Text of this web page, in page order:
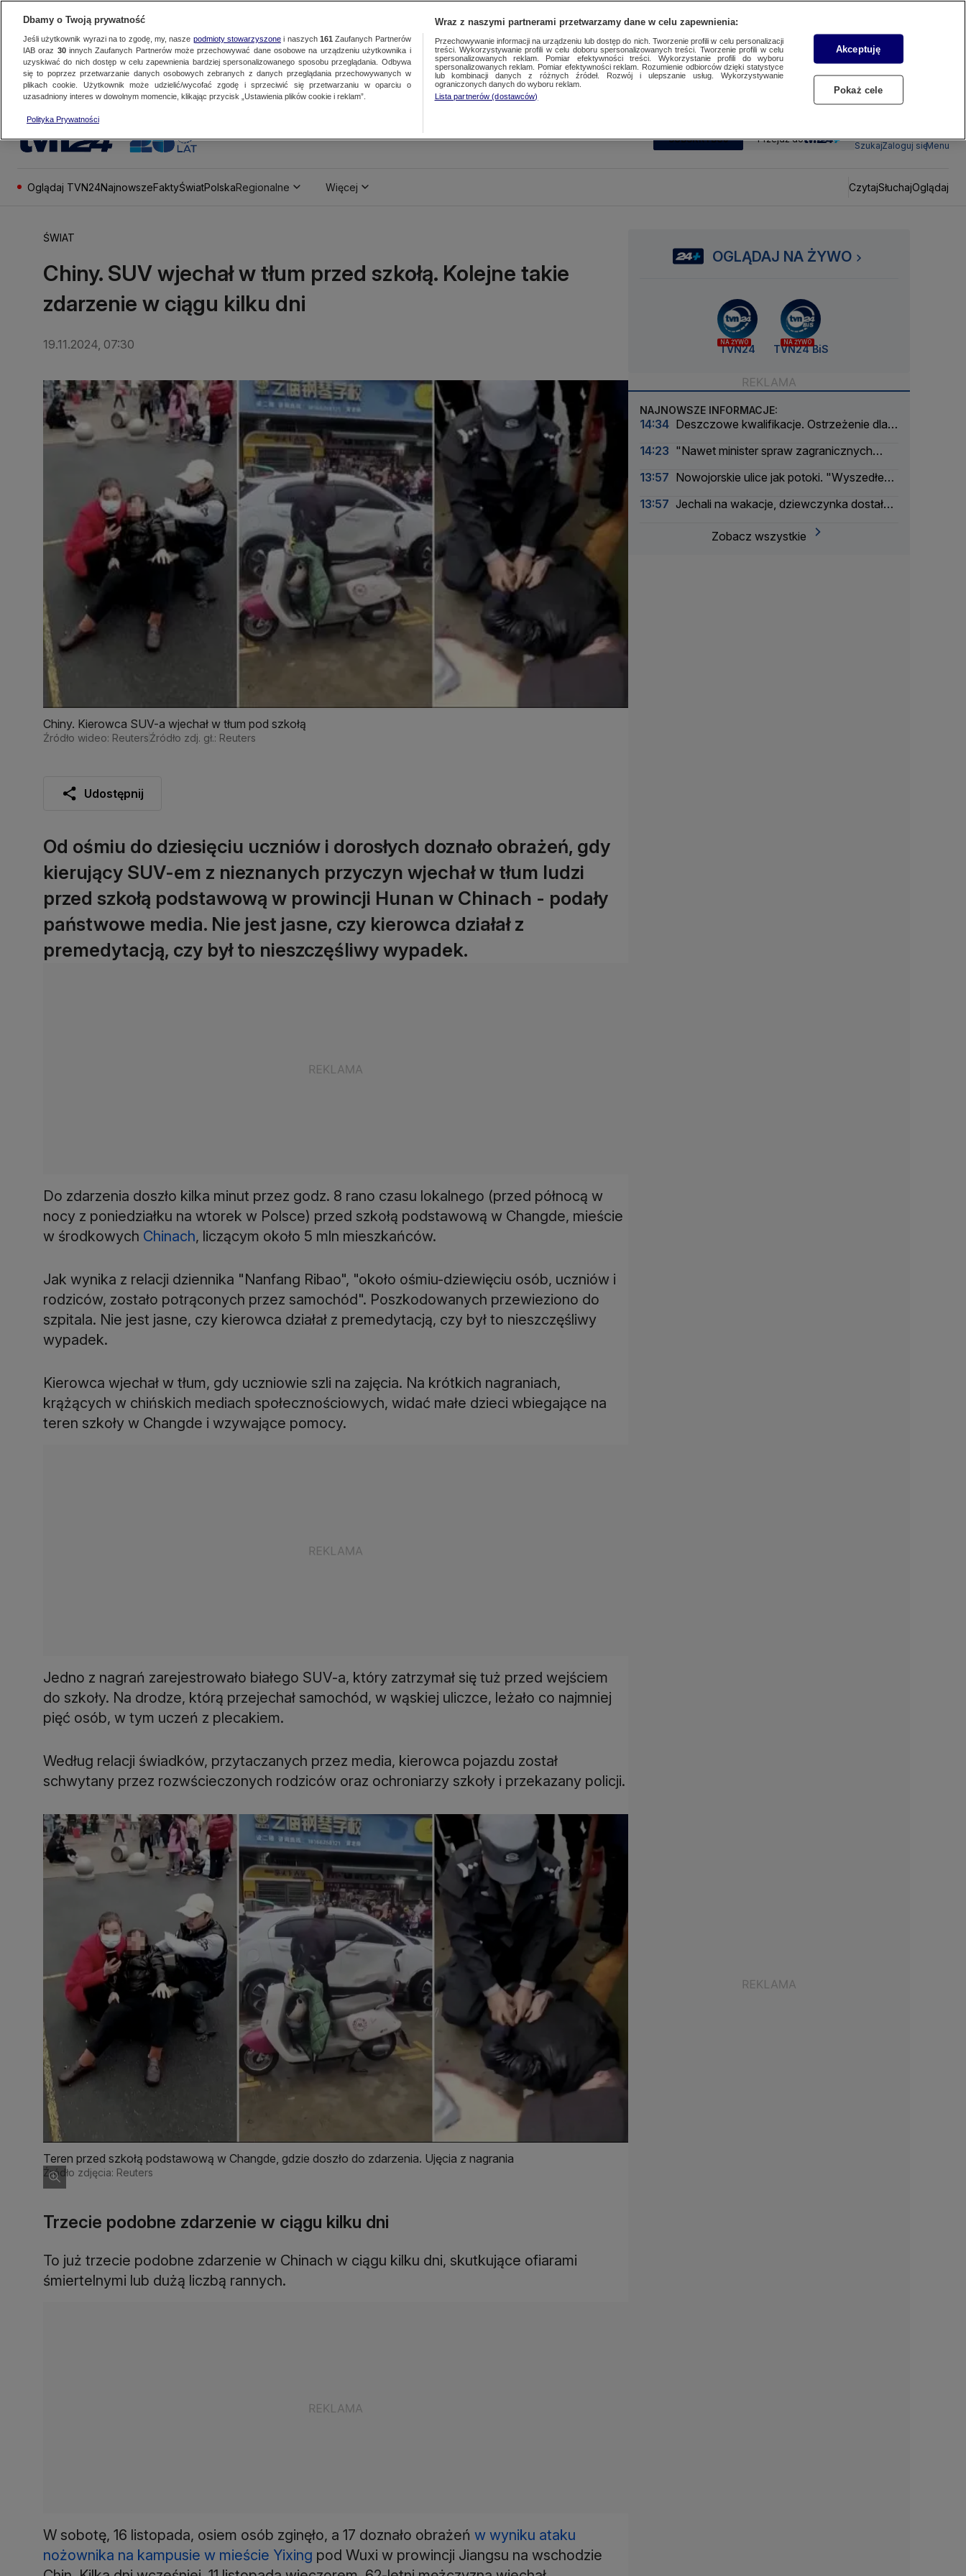
SUBSKRYBUJ Przejdź do
SzukajZaloguj sięMenu
Oglądaj TVN24NajnowszeFaktyŚwiatPolskaRegionalne Więcej CzytajSłuchajOglądaj
ŚWIAT
Chiny. SUV wjechał w tłum przed szkołą. Kolejne takie
zdarzenie w ciągu kilku dni
19.11.2024, 07:30
Chiny. Kierowca SUV-a wjechał w tłum pod szkołą
Źródło wideo: ReutersŹródło zdj. gł.: Reuters
Udostępnij
Od ośmiu do dziesięciu uczniów i dorosłych doznało obrażeń, gdy
kierujący SUV-em z nieznanych przyczyn wjechał w tłum ludzi
przed szkołą podstawową w prowincji Hunan w Chinach - podały
państwowe media. Nie jest jasne, czy kierowca działał z
premedytacją, czy był to nieszczęśliwy wypadek.
Do zdarzenia doszło kilka minut przez godz. 8 rano czasu lokalnego (przed północą w
nocy z poniedziałku na wtorek w Polsce) przed szkołą podstawową w Changde, mieście
w środkowych Chinach, liczącym około 5 mln mieszkańców.
Jak wynika z relacji dziennika "Nanfang Ribao", "około ośmiu-dziewięciu osób, uczniów i
rodziców, zostało potrąconych przez samochód". Poszkodowanych przewieziono do
szpitala. Nie jest jasne, czy kierowca działał z premedytacją, czy był to nieszczęśliwy
wypadek.
Kierowca wjechał w tłum, gdy uczniowie szli na zajęcia. Na krótkich nagraniach,
krążących w chińskich mediach społecznościowych, widać małe dzieci wbiegające na
teren szkoły w Changde i wzywające pomocy.
Jedno z nagrań zarejestrowało białego SUV-a, który zatrzymał się tuż przed wejściem
do szkoły. Na drodze, którą przejechał samochód, w wąskiej uliczce, leżało co najmniej
pięć osób, w tym uczeń z plecakiem.
Według relacji świadków, przytaczanych przez media, kierowca pojazdu został
schwytany przez rozwścieczonych rodziców oraz ochroniarzy szkoły i przekazany policji.
Teren przed szkołą podstawową w Changde, gdzie doszło do zdarzenia. Ujęcia z nagrania
Źródło zdjęcia: Reuters
Trzecie podobne zdarzenie w ciągu kilku dni
To już trzecie podobne zdarzenie w Chinach w ciągu kilku dni, skutkujące ofiarami
śmiertelnymi lub dużą liczbą rannych.
W sobotę, 16 listopada, osiem osób zginęło, a 17 doznało obrażeń w wyniku ataku
nożownika na kampusie w mieście Yixing pod Wuxi w prowincji Jiangsu na wschodzie
OGLĄDAJ NA ŻYWO
NA ŻYWO
TVN24
NA ŻYWO
TVN24 BiS
NAJNOWSZE INFORMACJE:
14:34 Deszczowe kwalifikacje. Ostrzeżenie dla
14:23 "Nawet minister spraw zagranicznych
13:57 Nowojorskie ulice jak potoki. "Wyszedłem
13:57 Jechali na wakacje, dziewczynka dostała
Zobacz wszystkie
Dbamy o Twoją prywatność
Jeśli użytkownik wyrazi na to zgodę, my, nasze podmioty stowarzyszonei naszych 161 Zaufanych Partnerów
IAB oraz 30innych Zaufanych Partnerów może przechowywać dane osobowe na urządzeniu użytkownika i
uzyskiwać do nich dostęp w celu zapewnienia bardziej spersonalizowanego sposobu przeglądania. Odbywa
się to poprzez przetwarzanie danych osobowych zebranych z danych przeglądania przechowywanych w
plikach cookie. Użytkownik może udzielić/wycofać zgodę i sprzeciwić się przetwarzaniu w oparciu o
uzasadniony interes w dowolnym momencie, klikając przycisk „Ustawienia plików cookie i reklam”.
Polityka Prywatności
Wraz z naszymi partnerami przetwarzamy dane w celu zapewnienia:
Przechowywanie informacji na urządzeniu lub dostęp do nich. Tworzenie profili w celu personalizacji
treści. Wykorzystywanie profili w celu doboru spersonalizowanych treści. Tworzenie profili w celu
spersonalizowanych reklam. Pomiar efektywności treści. Wykorzystanie profili do wyboru
spersonalizowanych reklam. Pomiar efektywności reklam. Rozumienie odbiorców dzięki statystyce
lub kombinacji danych z różnych źródeł. Rozwój i ulepszanie usług. Wykorzystywanie
ograniczonych danych do wyboru reklam.
Lista partnerów (dostawców)
Akceptuję
Pokaż cele